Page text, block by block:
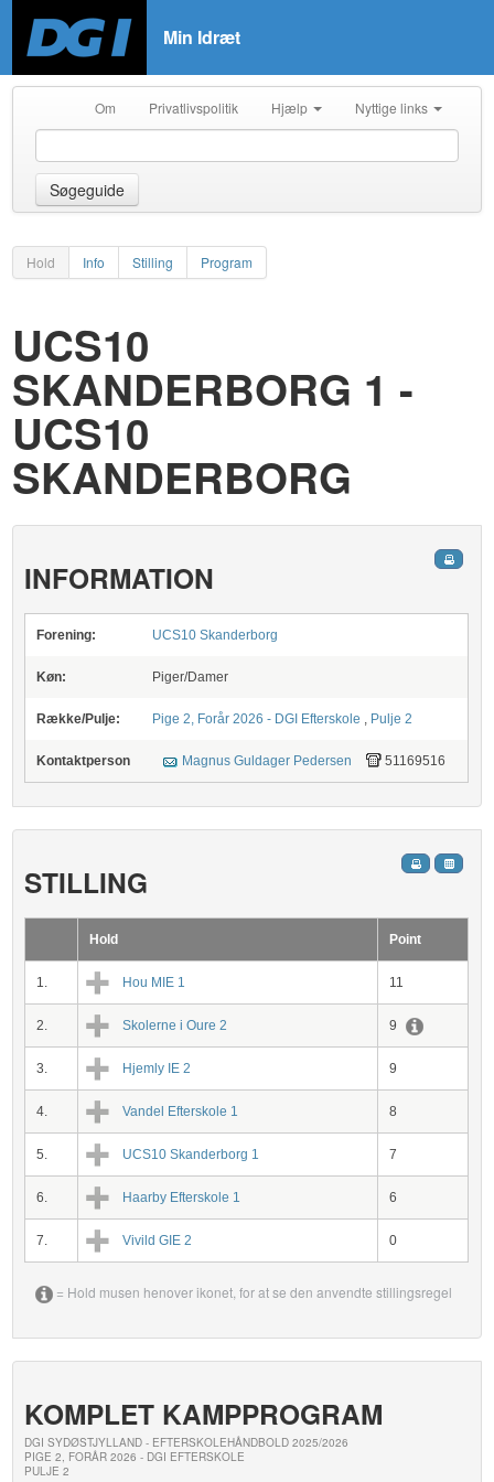
Min Idræt
Om Privatlivspolitik Hjælp Nyttige links
Søgeguide
Hold Info Stilling Program
UCS10
SKANDERBORG 1 -
UCS10
SKANDERBORG
INFORMATION
Forening: UCS10 Skanderborg
Køn: Piger/Damer
Række/Pulje: Pige 2, Forår 2026 - DGI Efterskole , Pulje 2
Kontaktperson Magnus Guldager Pedersen 51169516
STILLING
Hold Point
1. Hou MIE 1 11
2. Skolerne i Oure 2 9
3. Hjemly IE 2 9
4. Vandel Efterskole 1 8
5. UCS10 Skanderborg 1 7
6. Haarby Efterskole 1 6
7. Vivild GIE 2 0
= Hold musen henover ikonet, for at se den anvendte stillingsregel
KOMPLET KAMPPROGRAM
DGI SYDØSTJYLLAND - EFTERSKOLEHÅNDBOLD 2025/2026
PIGE 2, FORÅR 2026 - DGI EFTERSKOLE
PULJE 2